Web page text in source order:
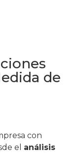
de
con
el análisis